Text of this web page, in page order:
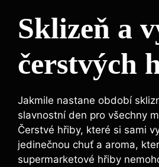
Sklizeň a
čerstvých
Jakmile nastane období
slavnostní den pro všechny
Čerstvé hřiby, které si sami
jedinečnou chuť a aroma,
supermarketové hřiby